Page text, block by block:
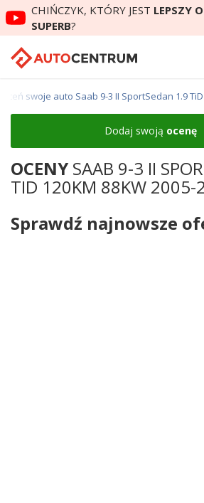
CHIŃCZYK, KTÓRY JEST LEPSZY
SUPERB?
Oceń swoje auto Saab 9-3 II SportSedan 1.9
Dodaj swoją ocenę
OCENY SAAB 9-3 II
TID 120KM 88KW 2005-
Sprawdź najnowsze